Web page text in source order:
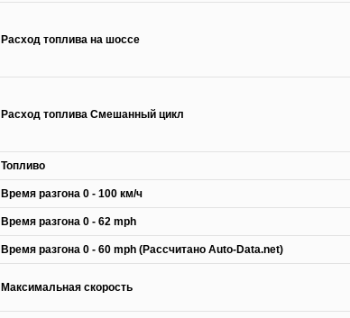
Расход топлива на шоссе
Расход топлива Смешанный цикл
Топливо
Время разгона 0 - 100 км/ч
Время разгона 0 - 62 mph
Время разгона 0 - 60 mph (Рассчитано Auto-Data.net)
Максимальная скорость